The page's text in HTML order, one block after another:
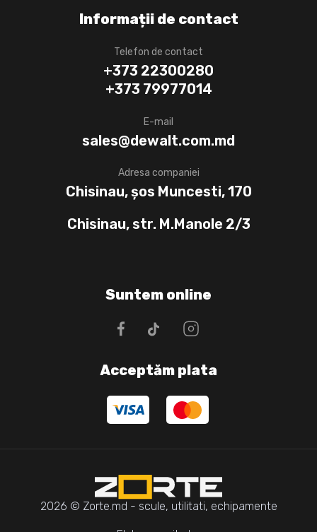
Informații de contact
Telefon de contact
+373 22300280
+373 79977014
E-mail
sales@dewalt.com.md
Adresa companiei
Chisinau, șos Muncesti, 170
Chisinau, str. M.Manole 2/3
Suntem online
Acceptăm plata
2026 © Zorte.md - scule, utilitati, echipamente